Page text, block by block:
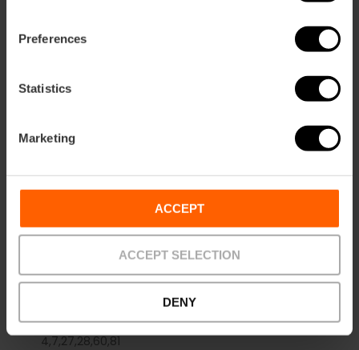
Preferences
Statistics
Marketing
ACCEPT
ACCEPT SELECTION
DENY
Informació d'interés
de Bruges i el Carrer de les Carabasses, hi ha un
mercat d'intercanvi de cromos i de compra i
Pots trobar segells, monedes, bitllets, postals,
tebeos, vinils, cartes, llibres, ceràmica...
Com arribar
Bus
4,7,27,28,60,81